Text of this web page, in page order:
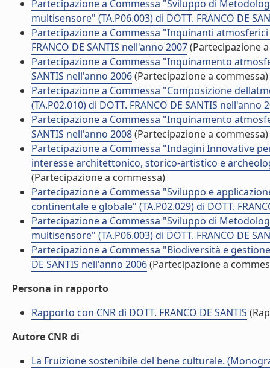
Partecipazione a Commessa "Sviluppo di
multisensore" (TA.P06.003) di DOTT. FRANCO DE
Partecipazione a Commessa "Inquinanti
FRANCO DE SANTIS nell'anno 2007(Partecipazione
Partecipazione a Commessa "Inquinamento
SANTIS nell'anno 2006(Partecipazione a commessa)
Partecipazione a Commessa "Composizione
(TA.P02.010) di DOTT. FRANCO DE SANTIS nell'anno
Partecipazione a Commessa "Inquinamento
SANTIS nell'anno 2008(Partecipazione a commessa)
Partecipazione a Commessa "Indagini Innovative
interesse architettonico, storico-artistico e
(Partecipazione a commessa)
Partecipazione a Commessa "Sviluppo e
continentale e globale" (TA.P02.029) di DOTT.
Partecipazione a Commessa "Sviluppo di
multisensore" (TA.P06.003) di DOTT. FRANCO DE
Partecipazione a Commessa "Biodiversità e
DE SANTIS nell'anno 2006(Partecipazione a
Persona in rapporto
Rapporto con CNR di DOTT. FRANCO DE SANTIS
Autore CNR di
La Fruizione sostenibile del bene culturale.